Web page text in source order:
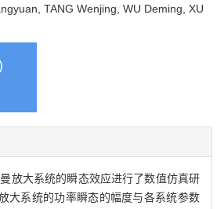
TANG Wenjing, WU Deming, XU
放大系统的瞬态效应进行了数值仿真研
大系统的功率瞬态的幅度与各系统参数